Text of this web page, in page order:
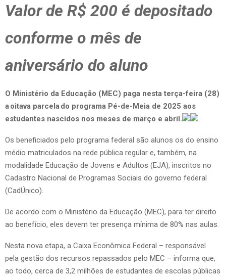
Valor de R$ 200 é depositado
conforme o mês de
aniversário do aluno
O Ministério da Educação (MEC) paga nesta terça-feira (28)
a oitava parcela do programa Pé-de-Meia de 2025 aos
estudantes nascidos nos meses de março e abril.
Os beneficiados pelo programa federal são alunos os do ensino
médio matriculados na rede pública regular e, também, na
modalidade Educação de Jovens e Adultos (EJA), inscritos no
Cadastro Nacional de Programas Sociais do governo federal
(CadÚnico).
De acordo com o Ministério da Educação (MEC), para ter direito
ao benefício, eles devem ter presença mínima de 80% nas aulas.
Nesta nova etapa, a Caixa Econômica Federal – responsável
pela gestão dos recursos repassados pelo MEC – informa que,
ao todo, cerca de 3,2 milhões de estudantes de escolas públicas